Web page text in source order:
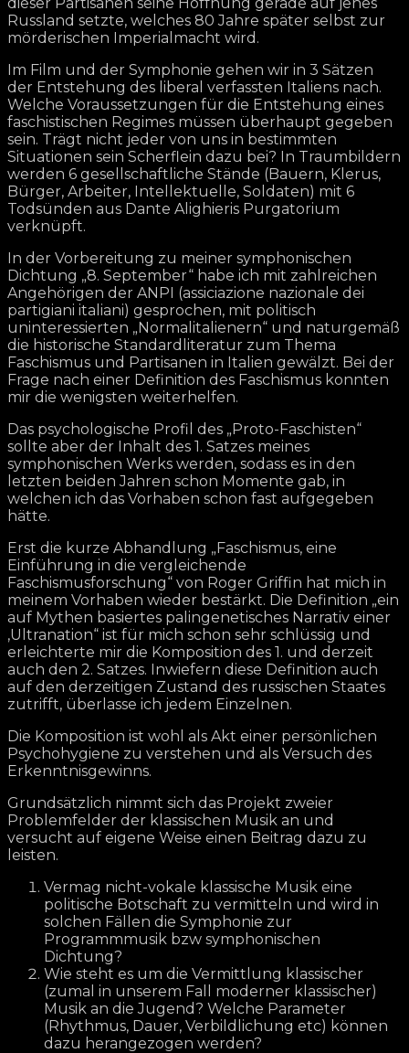
Russland setzte, welches 80 Jahre später selbst zur
mörderischen Imperialmacht wird.
Im Film und der Symphonie gehen wir in 3 Sätzen
der Entstehung des liberal verfassten Italiens nach.
Welche Voraussetzungen für die Entstehung eines
faschistischen Regimes müssen überhaupt gegeben
sein. Trägt nicht jeder von uns in bestimmten
Situationen sein Scherflein dazu bei? In Traumbildern
werden 6 gesellschaftliche Stände (Bauern, Klerus,
Bürger, Arbeiter, Intellektuelle, Soldaten) mit 6
Todsünden aus Dante Alighieris Purgatorium
verknüpft.
In der Vorbereitung zu meiner symphonischen
Dichtung „8. September“ habe ich mit zahlreichen
Angehörigen der ANPI (assiciazione nazionale dei
partigiani italiani) gesprochen, mit politisch
uninteressierten „Normalitalienern“ und naturgemäß
die historische Standardliteratur zum Thema
Faschismus und Partisanen in Italien gewälzt. Bei der
Frage nach einer Definition des Faschismus konnten
mir die wenigsten weiterhelfen.
Das psychologische Profil des „Proto-Faschisten“
sollte aber der Inhalt des 1. Satzes meines
symphonischen Werks werden, sodass es in den
letzten beiden Jahren schon Momente gab, in
welchen ich das Vorhaben schon fast aufgegeben
hätte.
Erst die kurze Abhandlung „Faschismus, eine
Einführung in die vergleichende
Faschismusforschung“ von Roger Griffin hat mich in
meinem Vorhaben wieder bestärkt. Die Definition „ein
auf Mythen basiertes palingenetisches Narrativ einer
‚Ultranation“ ist für mich schon sehr schlüssig und
erleichterte mir die Komposition des 1. und derzeit
auch den 2. Satzes. Inwiefern diese Definition auch
auf den derzeitigen Zustand des russischen Staates
zutrifft, überlasse ich jedem Einzelnen.
Die Komposition ist wohl als Akt einer persönlichen
Psychohygiene zu verstehen und als Versuch des
Erkenntnisgewinns.
Grundsätzlich nimmt sich das Projekt zweier
Problemfelder der klassischen Musik an und
versucht auf eigene Weise einen Beitrag dazu zu
leisten.
Vermag nicht-vokale klassische Musik eine
politische Botschaft zu vermitteln und wird in
solchen Fällen die Symphonie zur
Programmmusik bzw symphonischen
Dichtung?
Wie steht es um die Vermittlung klassischer
(zumal in unserem Fall moderner klassischer)
Musik an die Jugend? Welche Parameter
(Rhythmus, Dauer, Verbildlichung etc) können
dazu herangezogen werden?